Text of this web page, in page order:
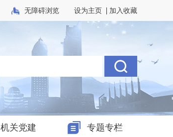
无障碍浏览 设为主页 | 加入收藏
机关党建 专题专栏